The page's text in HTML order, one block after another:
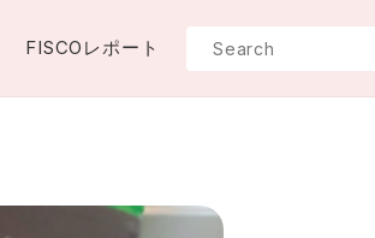
FISCOレポート